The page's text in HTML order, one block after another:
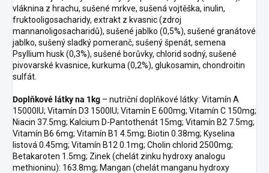
vláknina z hrachu, sušené mrkve, sušená vojtěška, inulin,
fruktooligosacharidy, extrakt z kvasnic (zdroj
mannanoligosacharidů), sušené jablko (0,5%), sušené granátové
jablko, sušený sladký pomeranč, sušený špenát, semena
Psyllium husk (0,3%), sušené borůvky, chlorid sodný, sušené
pivovarské kvasnice, kurkuma (0,2%), glukosamin, chondroitin
sulfát.
Doplňkové látky na 1kg – nutriční doplňkové látky: Vitamín A
15000IU; Vitamín D3 1500IU; Vitamín E 600mg; Vitamín C 150mg;
Niacin 37.5mg; Kalcium D-Pantothenát 15mg; Vitamín B2 7.5mg;
Vitamín B6 6mg; Vitamín B1 4.5mg; Biotin 0.38mg; Kyselina
listová 0.45mg; Vitamín B12 0.1mg; Cholin chlorid 2500mg;
Betakaroten 1.5mg; Zinek (chelát zinku hydroxy analogu
methioninu): 163.8mg; Mangan (chelát manganu hydroxy